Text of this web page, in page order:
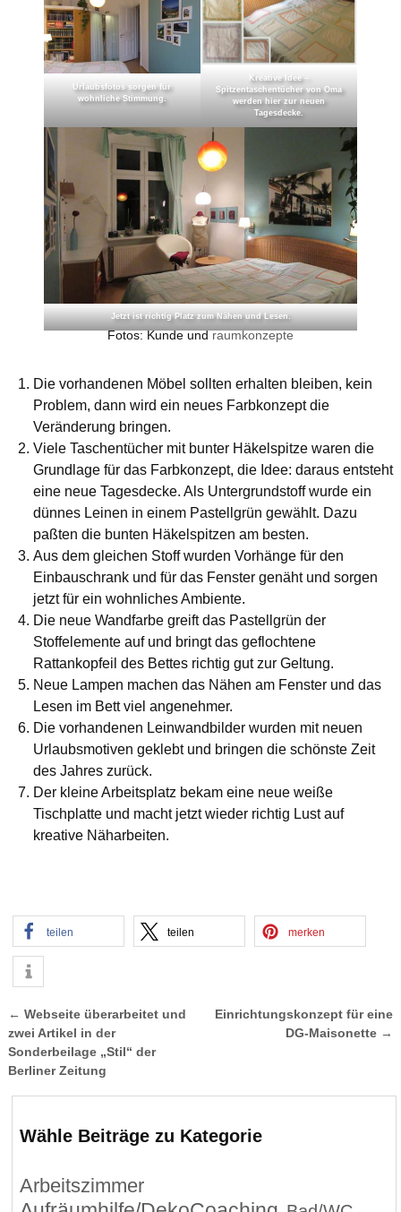
Urlaubsfotos sorgen für
wohnliche Stimmung.
Kreative Idee –
Spitzentaschentücher von Oma
werden hier zur neuen
Tagesdecke.
Jetzt ist richtig Platz zum Nähen und Lesen.
Fotos: Kunde und raumkonzepte
Die vorhandenen Möbel sollten erhalten bleiben, kein
Problem, dann wird ein neues Farbkonzept die
Veränderung bringen.
Viele Taschentücher mit bunter Häkelspitze waren die
Grundlage für das Farbkonzept, die Idee: daraus entsteht
eine neue Tagesdecke. Als Untergrundstoff wurde ein
dünnes Leinen in einem Pastellgrün gewählt. Dazu
paßten die bunten Häkelspitzen am besten.
Aus dem gleichen Stoff wurden Vorhänge für den
Einbauschrank und für das Fenster genäht und sorgen
jetzt für ein wohnliches Ambiente.
Die neue Wandfarbe greift das Pastellgrün der
Stoffelemente auf und bringt das geflochtene
Rattankopfeil des Bettes richtig gut zur Geltung.
Neue Lampen machen das Nähen am Fenster und das
Lesen im Bett viel angenehmer.
Die vorhandenen Leinwandbilder wurden mit neuen
Urlaubsmotiven geklebt und bringen die schönste Zeit
des Jahres zurück.
Der kleine Arbeitsplatz bekam eine neue weiße
Tischplatte und macht jetzt wieder richtig Lust auf
kreative Näharbeiten.
teilen teilen merken
Artikelnavigation
← Webseite überarbeitet und
zwei Artikel in der
Sonderbeilage „Stil“ der
Berliner Zeitung
Einrichtungskonzept für eine
DG-Maisonette →
Wähle Beiträge zu Kategorie
Arbeitszimmer